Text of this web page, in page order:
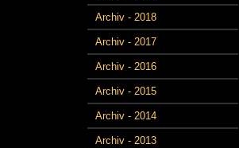
Archiv - 2018
Archiv - 2017
Archiv - 2016
Archiv - 2015
Archiv - 2014
Archiv - 2013